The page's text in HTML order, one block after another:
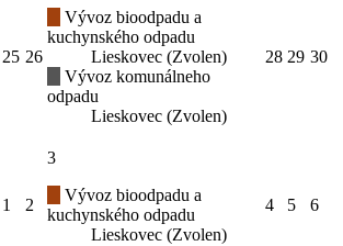
25 26
Vývoz bioodpadu a
kuchynského odpadu
Lieskovec (Zvolen)
Vývoz komunálneho
odpadu
Lieskovec (Zvolen)
28 29 30
1 2
3
Vývoz bioodpadu a
kuchynského odpadu
Lieskovec (Zvolen)
4 5 6